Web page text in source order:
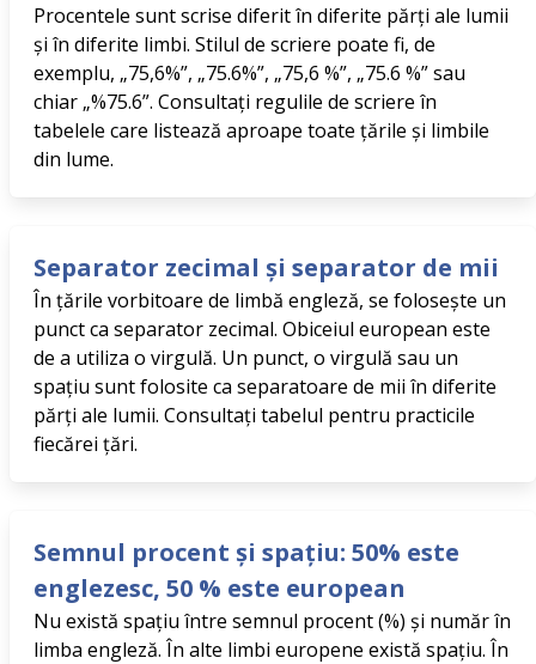
Procentele sunt scrise diferit în diferite părți ale lumii
și în diferite limbi. Stilul de scriere poate fi, de
exemplu, „75,6%”, „75.6%”, „75,6 %”, „75.6 %” sau
chiar „%75.6”. Consultați regulile de scriere în
tabelele care listează aproape toate țările și limbile
din lume.
Separator zecimal și separator de mii
În țările vorbitoare de limbă engleză, se folosește un
punct ca separator zecimal. Obiceiul european este
de a utiliza o virgulă. Un punct, o virgulă sau un
spațiu sunt folosite ca separatoare de mii în diferite
părți ale lumii. Consultați tabelul pentru practicile
fiecărei țări.
Semnul procent și spațiu: 50% este
englezesc, 50 % este european
Nu există spațiu între semnul procent (%) și număr în
limba engleză. În alte limbi europene există spațiu. În